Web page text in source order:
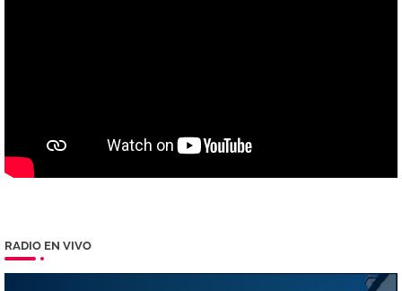
RADIO EN VIVO